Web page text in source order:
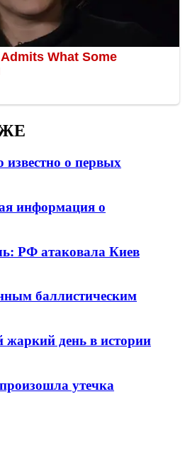
известно о первых
информация о
РФ атаковала Киев
баллистическим
день в истории
утечка